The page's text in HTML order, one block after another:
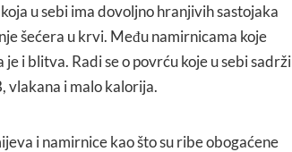
u sebi ima dovoljno hranjivih sastojaka
šećera u krvi. Među namirnicama koje
i blitva. Radi se o povrću koje u sebi sadrži
vlakana i malo kalorija.
i namirnice kao što su ribe obogaćene